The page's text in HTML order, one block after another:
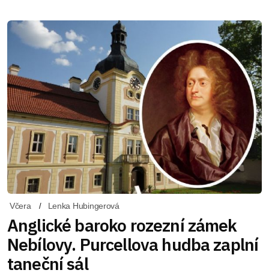
Včera Lenka Hubingerová
Anglické baroko rozezní zámek
Nebílovy. Purcellova hudba zaplní
taneční sál